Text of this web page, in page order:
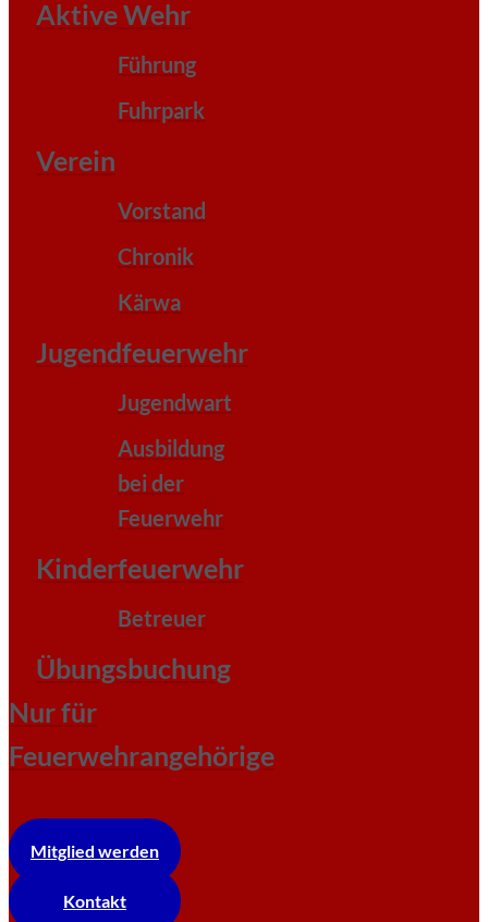
Aktive Wehr
Führung
Fuhrpark
Verein
Vorstand
Chronik
Kärwa
Jugendfeuerwehr
Jugendwart
Ausbildung
bei der
Feuerwehr
Kinderfeuerwehr
Betreuer
Übungsbuchung
Nur für
Feuerwehrangehörige
Mitglied werden
Kontakt